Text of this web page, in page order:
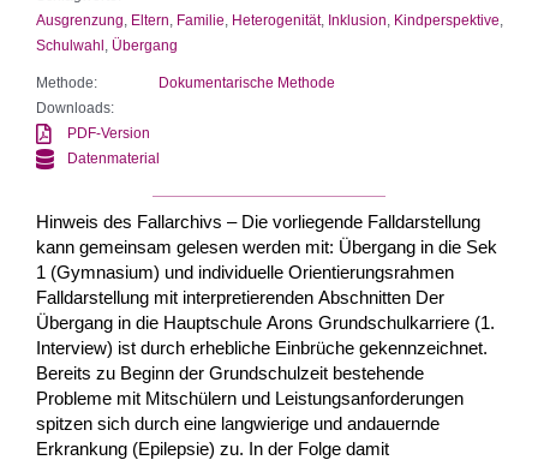
Ausgrenzung Eltern Familie Heterogenität, Inklusion Kindperspektive
Schulwahl Übergang
Methode:
Dokumentarische Methode
Downloads:
PDF-Version
Datenmaterial
Hinweis des Fallarchivs – Die vorliegende Falldarstellung
kann gemeinsam gelesen werden mit: Übergang in die Sek
1 (Gymnasium) und individuelle Orientierungsrahmen
Falldarstellung mit interpretierenden Abschnitten Der
Übergang in die Hauptschule Arons Grundschulkarriere (1.
Interview) ist durch erhebliche Einbrüche gekennzeich­net.
Bereits zu Beginn der Grundschulzeit bestehende
Probleme mit Mitschülern und Leistungsanforderungen
spitzen sich durch eine langwierige und andauernde
Erkran­kung (Epilepsie) zu. In der Folge damit